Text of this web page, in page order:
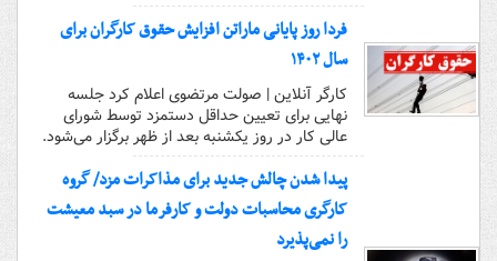
فردا روز پایانی ماراتن افزایش حقوق کارگران برای
سال ۱۴۰۲
کارگر آنلاین | صولت مرتضوی اعلام کرد جلسه
نهایی برای تعیین حداقل دستمزد توسط شورای
عالی کار در روز یکشنبه بعد از ظهر برگزار می‌شود.
پیدا شدن چالش جدید برای مذاکرات مزد/ گروه
کارگری محاسبات دولت و کارفرما در سبد معیشت
را نمی‌پذیرد